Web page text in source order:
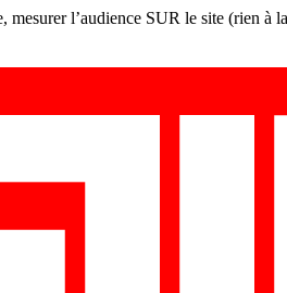
l’audience SUR le site (rien à